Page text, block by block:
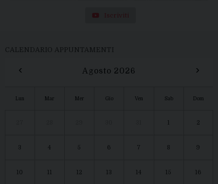
Iscriviti
CALENDARIO APPUNTAMENTI
‹ Agosto 2026 ›
Lun Mar Mer Gio Ven Sab Dom
1 2
3 4 5 6 7 8 9
10 11 12 13 14 15 16